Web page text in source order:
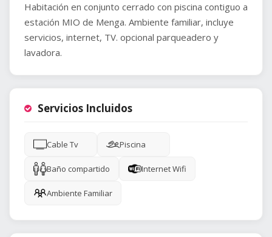
Habitación en conjunto cerrado con piscina contiguo a
estación MIO de Menga. Ambiente familiar, incluye
servicios, internet, TV. opcional parqueadero y
lavadora.
Servicios Incluidos
Cable Tv Piscina
Baño compartido Internet Wifi
Ambiente Familiar